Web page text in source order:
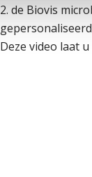
de Biovis
Deze video laat